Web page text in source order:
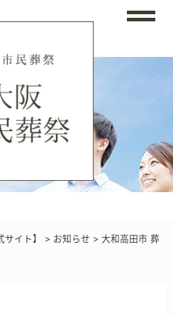
イト】 > お知らせ > 大和高田市 葬